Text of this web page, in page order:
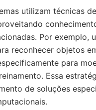
utilizam técnicas
Por exemplo,
reconhecer objetos
para
Essa
de soluções